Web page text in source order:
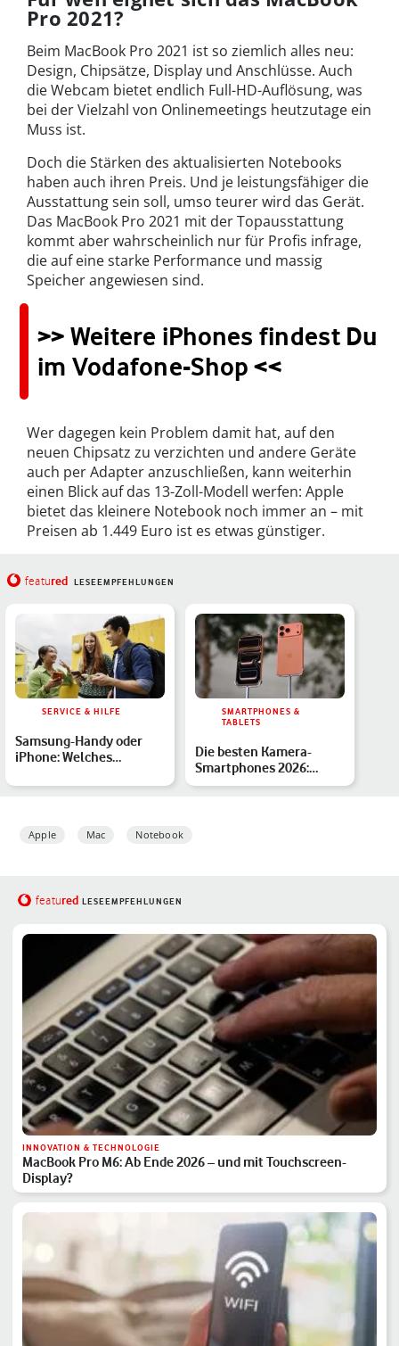
Pro 2021?
Beim MacBook Pro 2021 ist so ziemlich alles neu:
Design, Chipsätze, Display und Anschlüsse. Auch
die Webcam bietet endlich Full-HD-Auflösung, was
bei der Vielzahl von Onlinemeetings heutzutage ein
Muss ist.
Doch die Stärken des aktualisierten Notebooks
haben auch ihren Preis. Und je leistungsfähiger die
Ausstattung sein soll, umso teurer wird das Gerät.
Das MacBook Pro 2021 mit der Topausstattung
kommt aber wahrscheinlich nur für Profis infrage,
die auf eine starke Performance und massig
Speicher angewiesen sind.
>> Weitere iPhones findest Du
im Vodafone-Shop <<
Wer dagegen kein Problem damit hat, auf den
neuen Chipsatz zu verzichten und andere Geräte
auch per Adapter anzuschließen, kann weiterhin
einen Blick auf das 13-Zoll-Modell werfen: Apple
bietet das kleinere Notebook noch immer an – mit
Preisen ab 1.449 Euro ist es etwas günstiger.
featured LESEEMPFEHLUNGEN
SERVICE & HILFE
Samsung-Handy oder
iPhone: Welches
besser zu Dir…
SMARTPHONES &
TABLETS
Die besten Kamera-
Smartphones 2026:
Gestochen scharfe Bilder
Apple Mac Notebook
featured LESEEMPFEHLUNGEN
INNOVATION & TECHNOLOGIE
MacBook Pro M6: Ab Ende 2026 – und mit Touchscreen-
Display?